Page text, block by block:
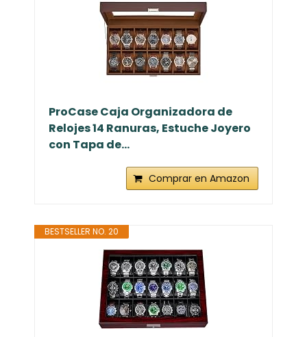
ProCase Caja Organizadora de
Relojes 14 Ranuras, Estuche Joyero
con Tapa de...
Comprar en Amazon
BESTSELLER NO. 20